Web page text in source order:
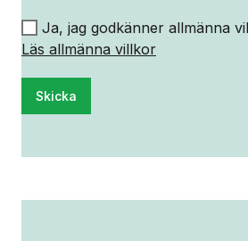
Ja, jag godkänner allmänna
Läs allmänna villkor
Skicka